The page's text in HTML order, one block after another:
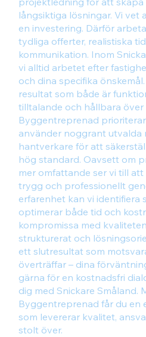
långsiktiga lösningar. Vi
en investering. Därför
tydliga offerter, realistiska
kommunikation. Inom
vi alltid arbetet efter
och dina specifika
resultat som både är
tilltalande och hållbara över
Byggentreprenad
använder noggrant utvalda
hantverkare för att
hög standard. Oavsett om
mer omfattande ser vi till
trygg och professionellt
erfarenhet kan vi identifiera
optimerar både tid och
kompromissa med
strukturerat och
ett slutresultat som
överträffar – dina
gärna för en kostnadsfri
dig med Snickare Småland.
Byggentreprenad får du en
som levererar kvalitet,
stolt över.